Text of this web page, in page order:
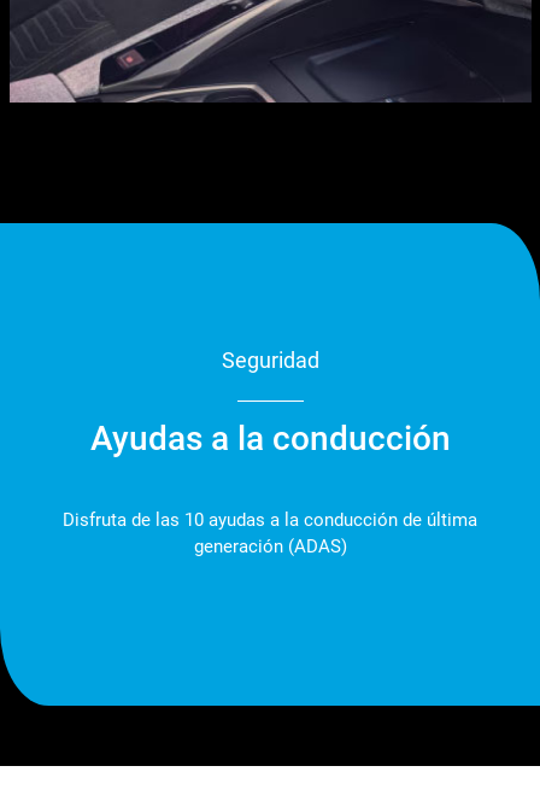
Seguridad
Ayudas a la conducción
Disfruta de las 10 ayudas a la conducción de última
generación (ADAS)